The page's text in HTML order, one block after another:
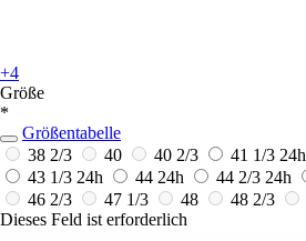
+4
Größe
*
Größentabelle
38 2/3
40 40 2/3 41 1/3 24h
43 1/3 24h 44 24h 44 2/3 24h
46 2/3
47 1/3 48 48 2/3
Dieses Feld ist erforderlich